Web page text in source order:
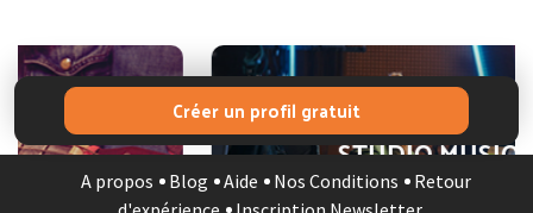
STUDIO MUSIQUE
Créer un profil gratuit
A propos Blog Aide Nos Conditions
Retour